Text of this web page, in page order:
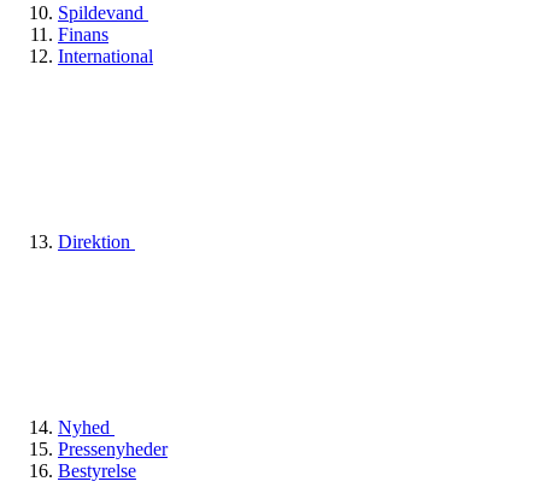
Spildevand
Finans
International
Direktion
Nyhed
Pressenyheder
Bestyrelse